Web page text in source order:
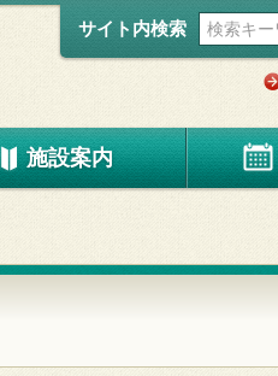
サイト内検索
施設案内